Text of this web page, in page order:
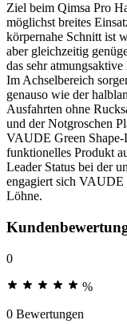
Ziel beim Qimsa Pro
möglichst breites
körpernahe Schnitt ist
aber gleichzeitig
das sehr
Im Achselbereich
genauso wie der
Ausfahrten ohne
und der Notgroschen
VAUDE Green Shape-
funktionelles Produkt
Leader Status bei der
engagiert sich VAUDE
Löhne.
0
%
0 Bewertungen